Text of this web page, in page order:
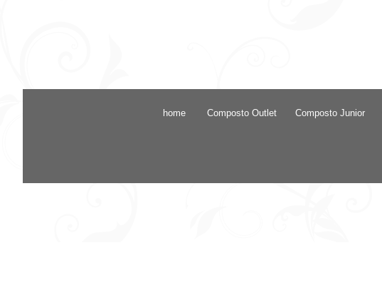
home Composto Outlet Composto Junior